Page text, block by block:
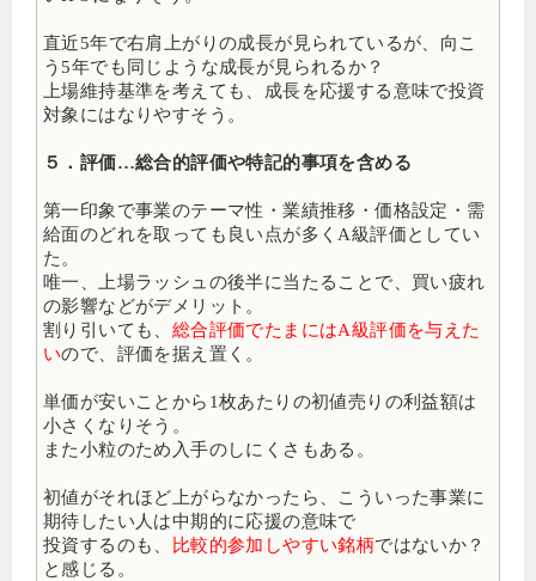
直近5年で右肩上がりの成長が見られているが、向こ
う5年でも同じような成長が見られるか？
上場維持基準を考えても、成長を応援する意味で投資
対象にはなりやすそう。
５．評価…総合的評価や特記的事項を含める
第一印象で事業のテーマ性・業績推移・価格設定・需
給面のどれを取っても良い点が多くA級評価としてい
た。
唯一、上場ラッシュの後半に当たることで、買い疲れ
の影響などがデメリット。
割り引いても、 総合評価でたまにはA級評価を与えた
いので、評価を据え置く。
単価が安いことから1枚あたりの初値売りの利益額は
小さくなりそう。
また小粒のため入手のしにくさもある。
初値がそれほど上がらなかったら、こういった事業に
期待したい人は中期的に応援の意味で
投資するのも、
比較的参加しやすい銘柄ではないか？
と感じる。